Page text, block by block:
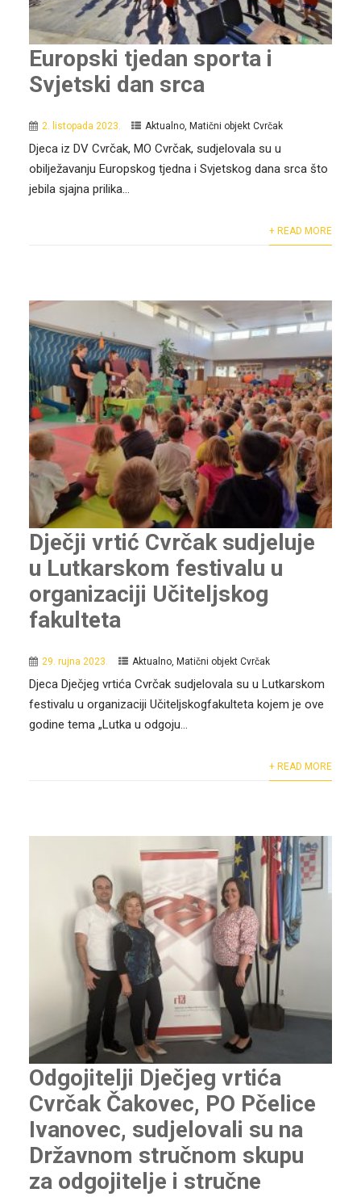
Europski tjedan sporta i
Svjetski dan srca
2. listopada 2023. Aktualno, Matični objekt Cvrčak
Djeca iz DV Cvrčak, MO Cvrčak, sudjelovala su u
obilježavanju Europskog tjedna i Svjetskog dana srca što
jebila sjajna prilika...
+ READ MORE
Dječji vrtić Cvrčak sudjeluje
u Lutkarskom festivalu u
organizaciji Učiteljskog
fakulteta
29. rujna 2023. Aktualno, Matični objekt Cvrčak
Djeca Dječjeg vrtića Cvrčak sudjelovala su u Lutkarskom
festivalu u organizaciji Učiteljskogfakulteta kojem je ove
godine tema „Lutka u odgoju...
+ READ MORE
Odgojitelji Dječjeg vrtića
Cvrčak Čakovec, PO Pčelice
Ivanovec, sudjelovali su na
Državnom stručnom skupu
za odgojitelje i stručne